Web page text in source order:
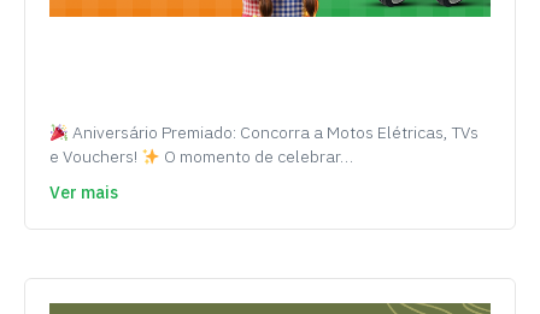
Aniversário Premiado: Concorra a Motos Elétricas, TVs
e Vouchers!
O momento de celebrar…
Ver mais